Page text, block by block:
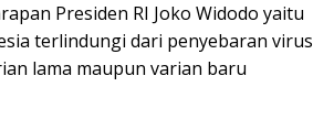
Presiden RI Joko Widodo yaitu
terlindungi dari penyebaran virus
lama maupun varian baru